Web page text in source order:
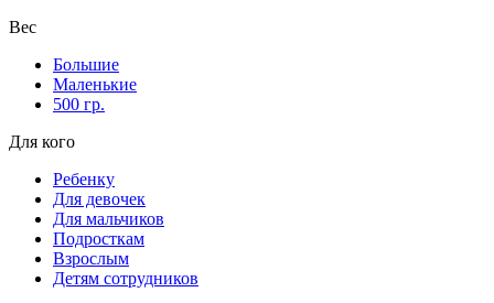
Вес
Большие
Маленькие
500 гр.
Для кого
Ребенку
Для девочек
Для мальчиков
Подросткам
Взрослым
Детям сотрудников